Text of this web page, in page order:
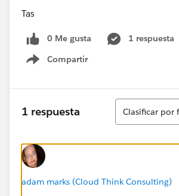
Tas
0 Me gusta
1 respuesta
Compartir
Show menu
1 respuesta
Ordenar
Clasificar por
adam marks (Cloud Think Consulting)